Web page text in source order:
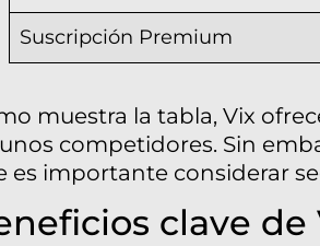
Suscripción Premium
muestra la tabla, Vix
competidores. Sin
es importante considerar
clave de